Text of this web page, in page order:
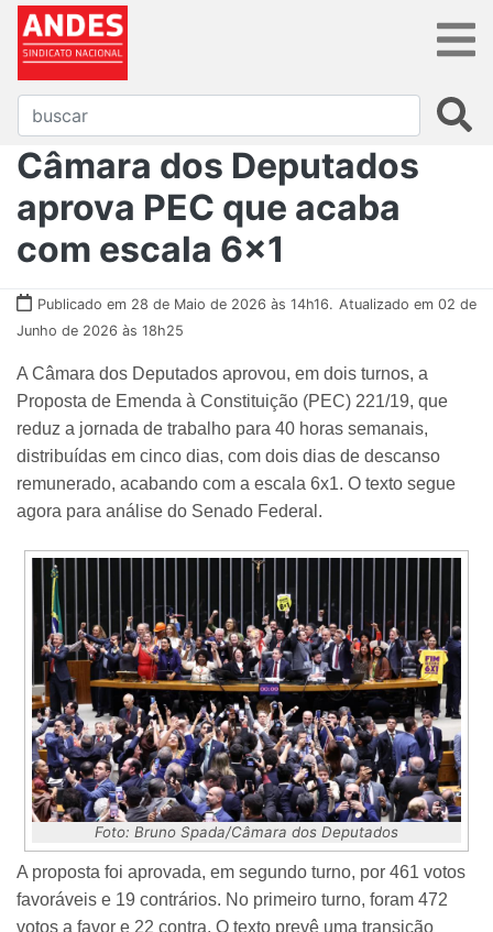
Câmara dos Deputados
aprova PEC que acaba
com escala 6x1
Publicado em 28 de Maio de 2026 às 14h16. Atualizado em 02 de
Junho de 2026 às 18h25
A Câmara dos Deputados aprovou, em dois turnos, a
Proposta de Emenda à Constituição (PEC) 221/19, que
reduz a jornada de trabalho para 40 horas semanais,
distribuídas em cinco dias, com dois dias de descanso
remunerado, acabando com a escala 6x1. O texto segue
agora para análise do Senado Federal.
Foto: Bruno Spada/Câmara dos Deputados
A proposta foi aprovada, em segundo turno, por 461 votos
favoráveis e 19 contrários. No primeiro turno, foram 472
votos a favor e 22 contra. O texto prevê uma transição